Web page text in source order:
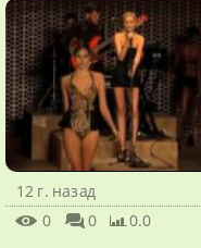
12 г. назад
0
0 0.0